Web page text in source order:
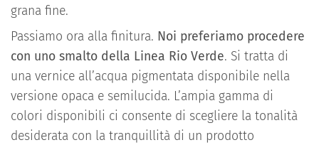
grana fine.
Passiamo ora alla finitura. Noi preferiamo procedere
con uno smalto della Linea Rio Verde. Si tratta di
una vernice all’acqua pigmentata disponibile nella
versione opaca e semilucida. L’ampia gamma di
colori disponibili ci consente di scegliere la tonalità
desiderata con la tranquillità di un prodotto